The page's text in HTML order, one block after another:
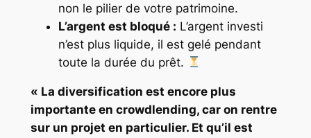
non le pilier de votre patrimoine. ️
L’argent est bloqué : L’argent investi
n’est plus liquide, il est gelé pendant
toute la durée du prêt.
« La diversification est encore plus
importante en crowdlending, car on rentre
sur un projet en particulier. Et qu’il est